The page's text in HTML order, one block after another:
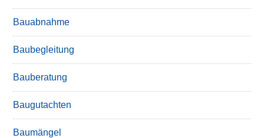
Bauabnahme
Baubegleitung
Bauberatung
Baugutachten
Baumängel